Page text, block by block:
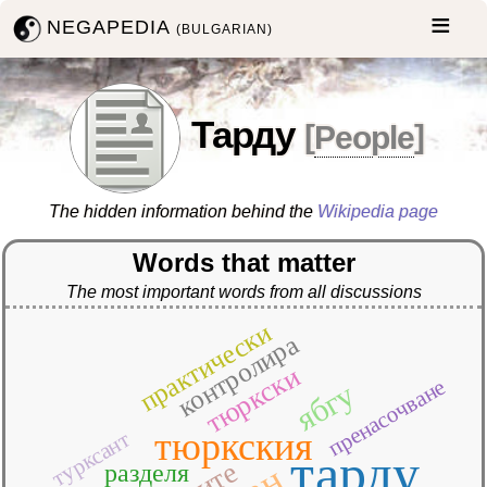
NEGAPEDIA(BULGARIAN)
Тарду [People]
The hidden information behind the Wikipedia page
Words that matter
The most important words from all discussions
тарду
тюркския
ябгу
тюркски
контролира
практически
разделя
пренасочване
турксант